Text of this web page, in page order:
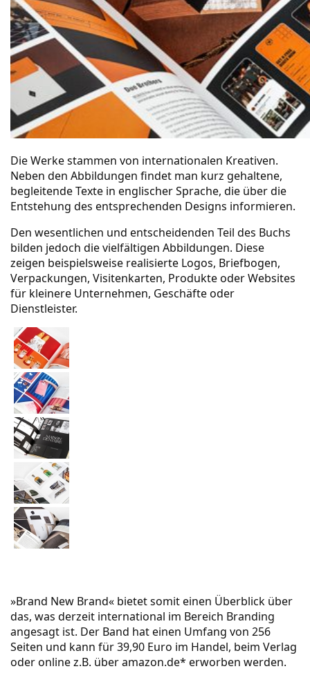
Die Werke stammen von internationalen Kreativen.
Neben den Abbildungen findet man kurz gehaltene,
begleitende Texte in englischer Sprache, die über die
Entstehung des entsprechenden Designs informieren.
Den wesentlichen und entscheidenden Teil des Buchs
bilden jedoch die vielfältigen Abbildungen. Diese
zeigen beispielsweise realisierte Logos, Briefbogen,
Verpackungen, Visitenkarten, Produkte oder Websites
für kleinere Unternehmen, Geschäfte oder
Dienstleister.
»Brand New Brand« bietet somit einen Überblick über
das, was derzeit international im Bereich Branding
angesagt ist. Der Band hat einen Umfang von 256
Seiten und kann für 39,90 Euro im Handel, beim Verlag
oder online z.B. überamazon.de* erworben werden.